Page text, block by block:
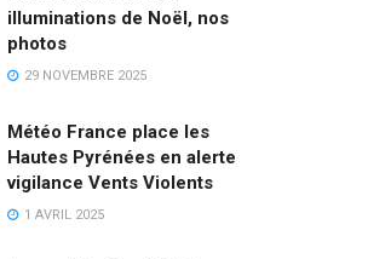
illuminations de Noël, nos
photos
29 NOVEMBRE 2025
Météo France place les
Hautes Pyrénées en alerte
vigilance Vents Violents
1 AVRIL 2025